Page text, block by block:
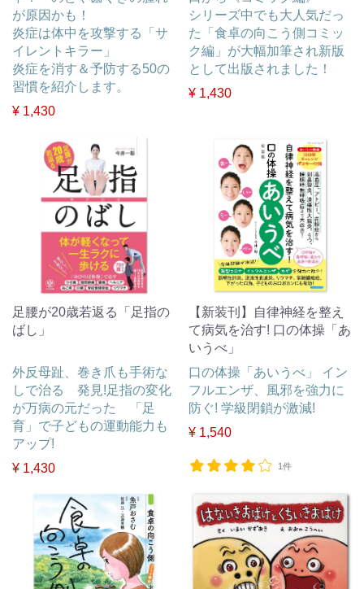
が原因かも！
炎症は体中を攻撃する「サ
イレントキラー」
炎症を消す＆予防する50の
習慣を紹介します。
¥ 1,430
シリーズ中でも大人気だっ
た「食卓の向こう側コミッ
ク編」が大幅加筆され新版
として出版されました！
¥ 1,430
足腰が20歳若返る「足指の
ばし」
外反母趾、巻き爪も手術な
しで治る 発見!足指の変化
が万病の元だった 「足
育」で子どもの運動能力も
アップ!
¥ 1,430
【新装刊】自律神経を整え
て病気を治す! 口の体操「あ
いうべ」
口の体操「あいうべ」 イン
フルエンザ、風邪を強力に
防ぐ! 学級閉鎖が激減!
¥ 1,540
1件